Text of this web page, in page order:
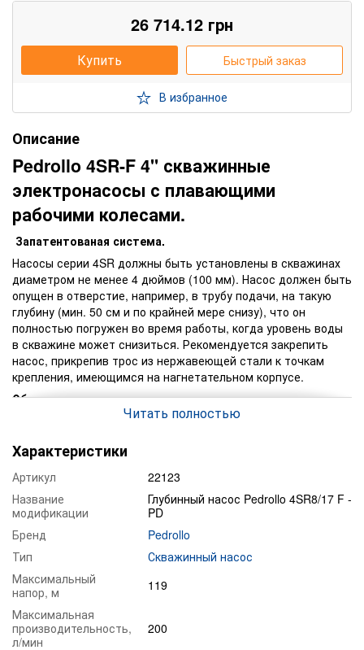
26 714.12 грн
Купить Быстрый заказ
В избранное
Описание
Pedrollo 4SR-F 4" скважинные
электронасосы с плавающими
рабочими колесами.
Запатентованая система.
Насосы серии 4SR должны быть установлены в скважинах
диаметром не менее 4 дюймов (100 мм). Насос должен быть
опущен в отверстие, например, в трубу подачи, на такую
глубину (мин. 50 см и по крайней мере снизу), что он
полностью погружен во время работы, когда уровень воды
в скважине может снизиться. Рекомендуется закрепить
насос, прикрепив трос из нержавеющей стали к точкам
крепления, имеющимся на нагнетательном корпусе.
Область применения
ЭКСПЛУАТАЦИОННЫЕ ОГРАНИЧЕНИЯ
• Максимальная температура жидкости +35 °C
• Максимальное содержание песка 150 г/м3
• Предел погружения:
– 200 м с мотором 4PD
– 100 м с мотором 4PS
• Установка:
– вертикальная
Читать полностью
Характеристики
Артикул
22123
Название
модификации
Глубинный насос Pedrollo 4SR8/17 F -
PD
Бренд
Pedrollo
Тип
Скважинный насос
Максимальный
напор, м
119
Максимальная
производительность,
л/мин
200